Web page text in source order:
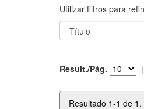
Utilizar filtros para
Result./Pág. |
Resultado 1-1 de 1.